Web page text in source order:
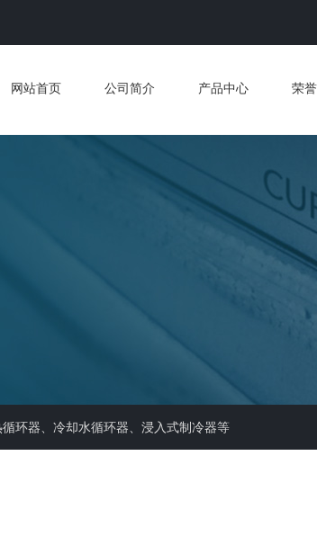
网站首页 公司简介 产品中心 荣
环器、冷却水循环器、浸入式制冷器等